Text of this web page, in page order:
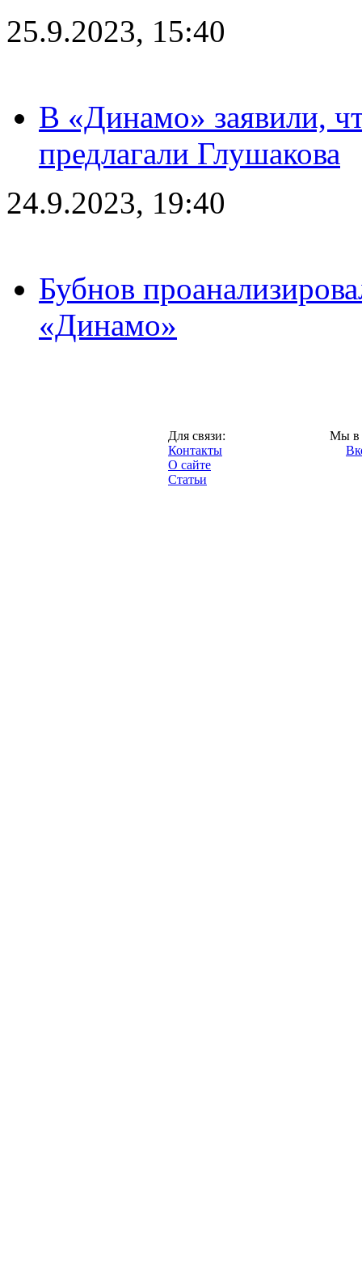
25.9.2023, 15:40
В «Динамо» заявили,
предлагали Глушакова
24.9.2023, 19:40
Бубнов
«Динамо»
Для связи:
Контакты
О сайте
Статьи
Мы в